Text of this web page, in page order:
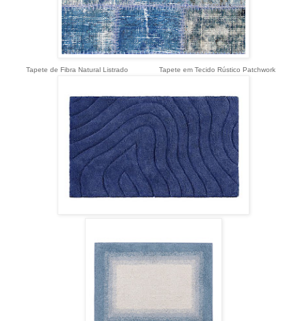
Tapete de Fibra Natural Listrado Tapete em Tecido Rústico Patchwork